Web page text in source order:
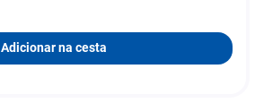
Adicionar na cesta